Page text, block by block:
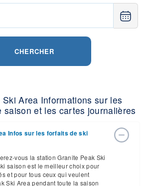
CHERCHER
Area Informations sur les
saison et les cartes journalières
Infos sur les forfaits de ski
vous la station Granite Peak Ski
saison est le meilleur choix pour
et pour tous ceux qui veulent
Ski Area pendant toute la saison